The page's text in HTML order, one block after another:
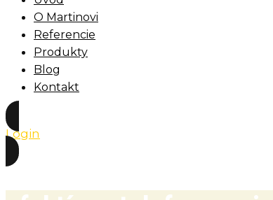
O Martinovi
Referencie
Produkty
Blog
Kontakt
Login